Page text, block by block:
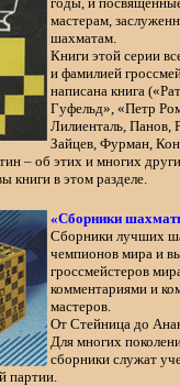
мастерам,
шахматам.
Книги этой серии
и фамилией
написана книга
Гуфельд», «Петр
Лилиенталь, Панов,
Зайцев, Фурман,
– об этих и многих
книги в этом разделе.
«Сборники
Сборники лучших
чемпионов мира и
гроссмейстеров
комментариями и
мастеров.
От Стейница до
Для многих
сборники служат
партии.